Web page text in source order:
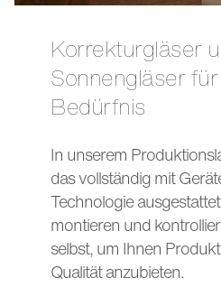
Korrekturgläser und
Sonnengläser
Bedürfnis
In unserem
das vollständig mit
Technologie
montieren und
selbst, um Ihnen
Qualität anzubieten.